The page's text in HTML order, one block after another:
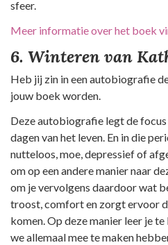
sfeer.
Meer informatie over het boek
6. Winteren van
Heb jij zin in een autobiografie
jouw boek worden.
Deze autobiografie legt de
dagen van het leven. En in die
nutteloos, moe, depressief of
om op een andere manier naar
om je vervolgens daardoor wat
troost, comfort en zorgt ervoor
komen. Op deze manier leer je
we allemaal mee te maken